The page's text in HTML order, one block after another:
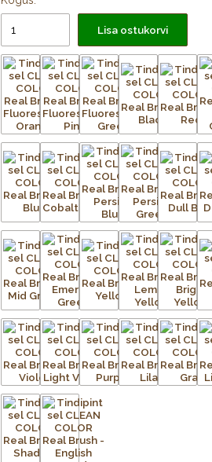
Lisa ostukorvi